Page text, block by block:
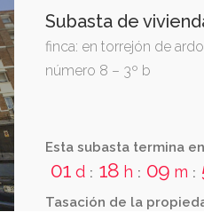
Subasta de
finca: en torrejón de
número 8 – 3º b
Esta subasta termina
01 d : 18 h : 09 m :
Tasación de la